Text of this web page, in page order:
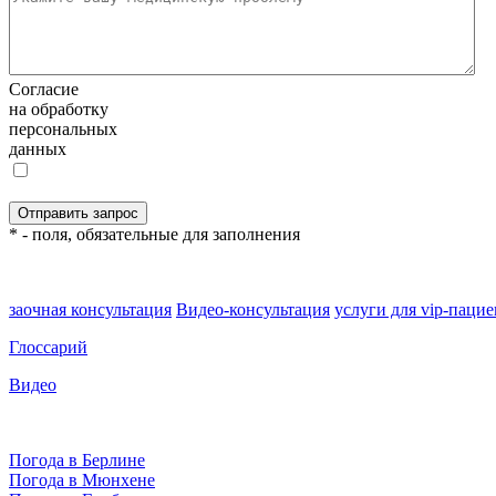
Согласие
на обработку
персональных
данных
* - поля, обязательные для заполнения
заочная консультация Видео-консультация услуги для vip-
Глоссарий
Видео
Погода в Берлине
Погода в Мюнхене